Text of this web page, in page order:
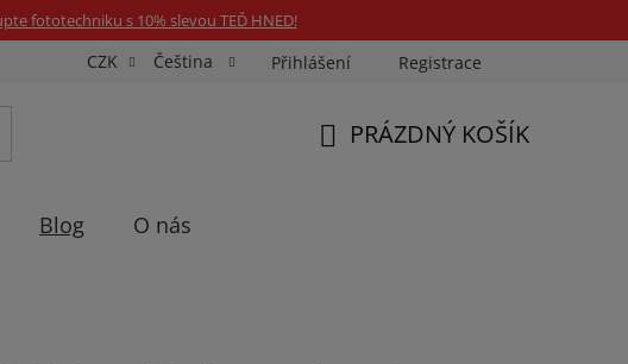
fototechniku s 10% slevou TEĎ HNED!
Eventovka Fotospin Neony na míru Průkazové Foto
CZK Čeština Přihlášení Registrace
PRÁZDNÝ KOŠÍK
Blog O nás